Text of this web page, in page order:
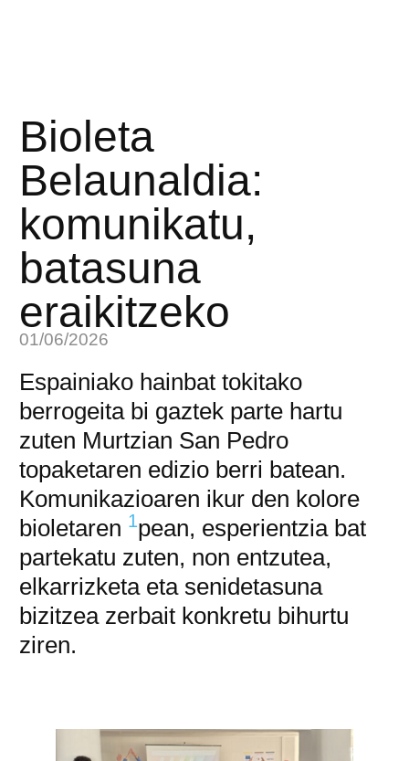
Bioleta
Belaunaldia:
komunikatu,
batasuna
eraikitzeko
01/06/2026
Espainiako hainbat tokitako
berrogeita bi gaztek parte hartu
zuten Murtzian San Pedro
topaketaren edizio berri batean.
Komunikazioaren ikur den kolore
bioletaren 1pean, esperientzia bat
partekatu zuten, non entzutea,
elkarrizketa eta senidetasuna
bizitzea zerbait konkretu bihurtu
ziren.